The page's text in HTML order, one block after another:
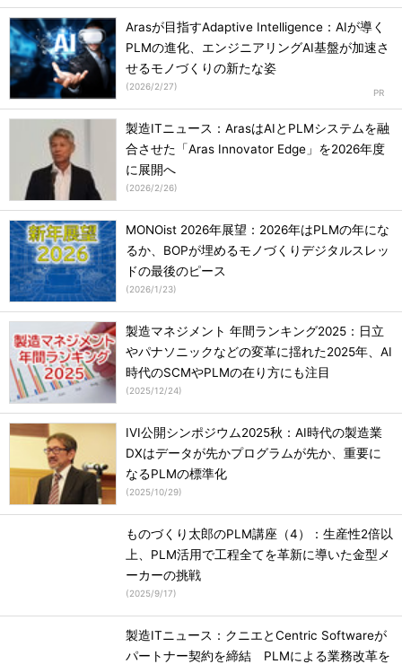
Arasが目指すAdaptive Intelligence：AIが導く
PLMの進化、エンジニアリングAI基盤が加速さ
せるモノづくりの新たな姿
(2026/2/27)
製造ITニュース：ArasはAIとPLMシステムを融
合させた「Aras Innovator Edge」を2026年度
に展開へ
(2026/2/26)
MONOist 2026年展望：2026年はPLMの年にな
るか、BOPが埋めるモノづくりデジタルスレッ
ドの最後のピース
(2026/1/23)
製造マネジメント 年間ランキング2025：日立
やパナソニックなどの変革に揺れた2025年、AI
時代のSCMやPLMの在り方にも注目
(2025/12/24)
IVI公開シンポジウム2025秋：AI時代の製造業
DXはデータが先かプログラムが先か、重要に
なるPLMの標準化
(2025/10/29)
ものづくり太郎のPLM講座（4）：生産性2倍以
上、PLM活用で工程全てを革新に導いた金型メ
ーカーの挑戦
(2025/9/17)
製造ITニュース：クニエとCentric Softwareが
パートナー契約を締結 PLMによる業務改革を